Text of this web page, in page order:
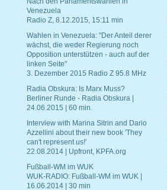
Venezuela
Radio Z, 8.12.2015, 15:11 min
Wahlen in Venezuela: "Der Anteil derer
wächst, die weder Regierung noch
Opposition unterstützen - auch auf der
linken Seite"
3. Dezember 2015 Radio Z 95.8 MHz
Radia Obskura: Is Marx Muss?
Berliner Runde - Radia Obskura |
24.06.2015 | 60 min.
Interview with Marina Sitrin and Dario
Azzellini about their new book 'They
can't represent us!'
22.08.2014 | Upfront, KPFA.org
Fußball-WM im WUK
WUK-RADIO: Fußball-WM im WUK |
16.06.2014 | 30 min